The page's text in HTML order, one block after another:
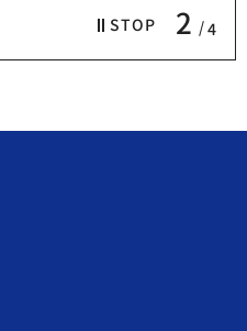
STOP 2 4